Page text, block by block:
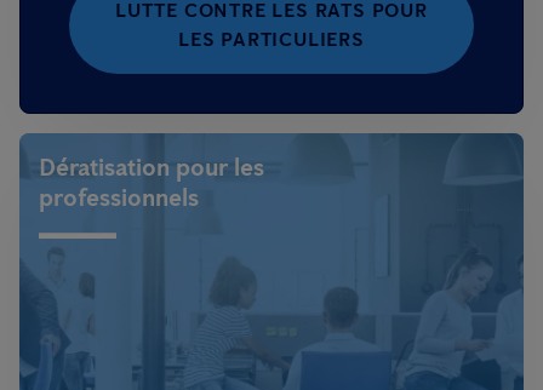
LUTTE CONTRE LES RATS POUR
LES PARTICULIERS
Dératisation pour les
professionnels